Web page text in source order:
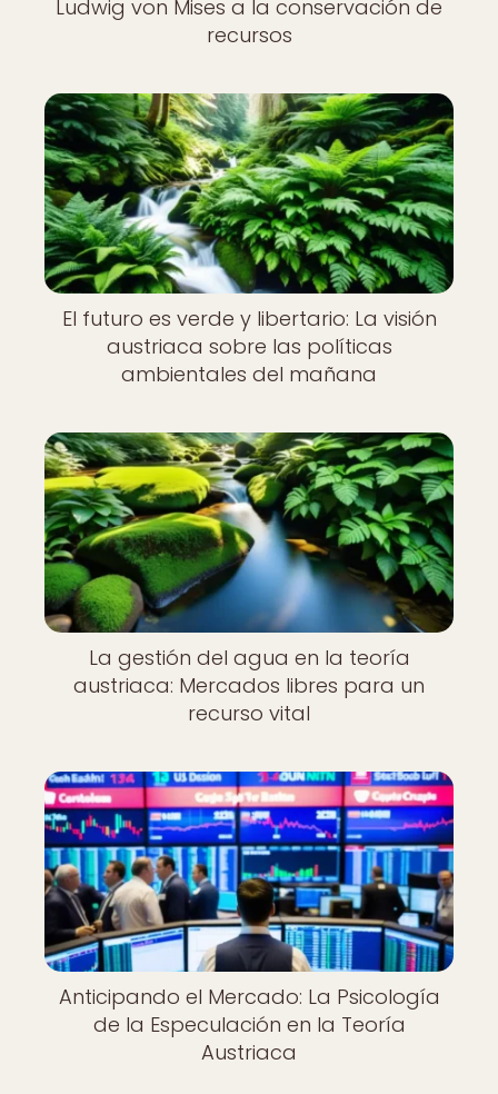
Ludwig von Mises a la conservación de
recursos
El futuro es verde y libertario: La visión
austriaca sobre las políticas
ambientales del mañana
La gestión del agua en la teoría
austriaca: Mercados libres para un
recurso vital
Anticipando el Mercado: La Psicología
de la Especulación en la Teoría
Austriaca